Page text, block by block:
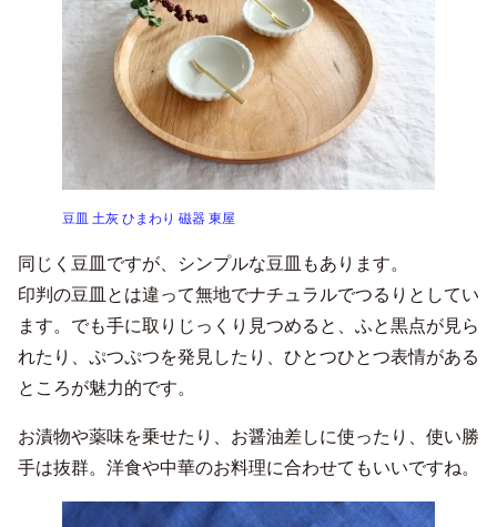
豆皿 土灰 ひまわり 磁器 東屋
同じく豆皿ですが、シンプルな豆皿もあります。
印判の豆皿とは違って無地でナチュラルでつるりとしてい
ます。でも手に取りじっくり見つめると、ふと黒点が見ら
れたり、ぷつぷつを発見したり、ひとつひとつ表情がある
ところが魅力的です。
お漬物や薬味を乗せたり、お醤油差しに使ったり、使い勝
手は抜群。洋食や中華のお料理に合わせてもいいですね。